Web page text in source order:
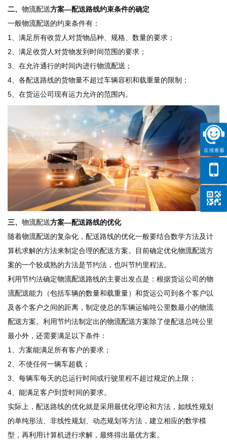
二、 物流配送方案—配送路线约束条件的确定
一般物流配送的约束条件有：
1、满足所有收货人对货物品种、规格、数量的要求；
2、满足收货人对货物发到时间范围的要求；
3、在允许通行的时间内进行物流配送 ；
4、各配送路线的货物量不超过车辆容积和载重量的限制；
5、在货运公司现有运力允许的范围内。
三、 物流配送方案—配送路线的优化
随着物流配送的复杂化，配送路线的优化一般要结合数学方法及计
算机求解的方法来制定合理的配送方案。目前确定优化物流配送方
案的一个较成熟的方法是节约法，也叫节约里程法。
利用节约法确定物流配送路线的主要出发点是：根据货运公司的物
流配送能力（包括车辆的数量和载重量）和货运公司到各个客户以
及各个客户之间的距离，制定使总的车辆运输吨公里数最小的物流
配送方案。利用节约法制定出的物流配送方案除了使配送总吨公里
最小外，还需要满足以下条件：
1、方案能满足所有客户的要求；
2、不使任何一辆车超载；
3、每辆车每天的总运行时间或行驶里程不超过规定的上限；
4、能满足客户到货时间的要求。
实际上，配送路线的优化就是采用最优化理论和方法，如线性规划
的单纯形法、非线性规划、动态规划等方法，建立相应的数学模
型，再利用计算机进行求解，最终得出最优方案。